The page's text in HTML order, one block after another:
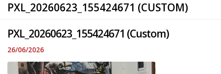
PXL_20260623_155424671 (CUSTOM)
PXL_20260623_155424671 (Custom)
26/06/2026